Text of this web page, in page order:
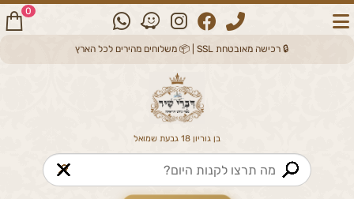
🔒 רכישה מאובטחת SSL | 📦 משלוחים מהירים לכל הארץ
בן גוריון 18 גבעת שמואל
🔎
0